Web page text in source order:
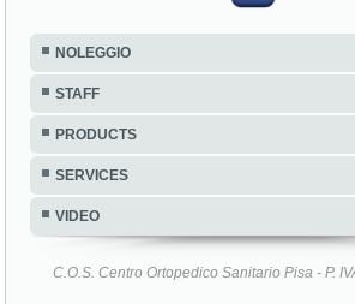
NOLEGGIO
STAFF
PRODUCTS
SERVICES
VIDEO
C.O.S. Centro Ortopedico Sanitario Pisa - P.